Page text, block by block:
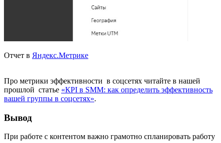
Отчет в Яндекс.Метрике
Про метрики эффективности в соцсетях читайте в нашей
прошлой статье «КPI в SMM: как определить эффективность
вашей группы в соцсетях».
Вывод
При работе с контентом важно грамотно спланировать работу